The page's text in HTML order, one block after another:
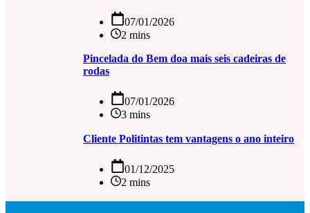
07/01/2026
2 mins
Pincelada do Bem doa mais seis cadeiras de
rodas
07/01/2026
3 mins
Cliente Politintas tem vantagens o ano inteiro
01/12/2025
2 mins